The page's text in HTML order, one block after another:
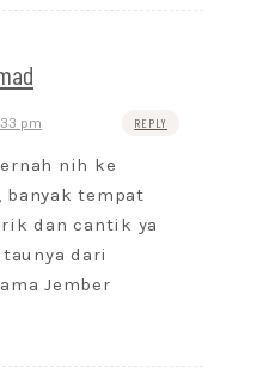
pm REPLY
nih ke
banyak tempat
dan cantik ya
dari
Jember